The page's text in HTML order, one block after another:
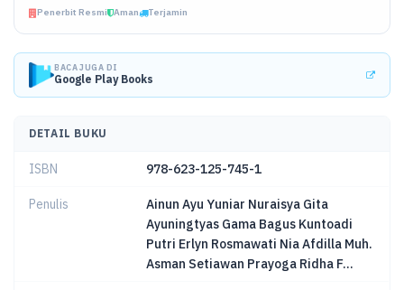
Penerbit Resmi Aman Terjamin
BACA JUGA DI
Google Play Books
DETAIL BUKU
ISBN 978-623-125-745-1
Penulis
Ainun Ayu Yuniar Nuraisya Gita
Ayuningtyas Gama Bagus Kuntoadi
Putri Erlyn Rosmawati Nia Afdilla Muh.
Asman Setiawan Prayoga Ridha F...